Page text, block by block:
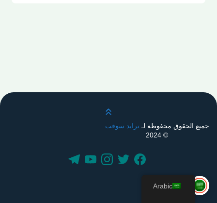
قم بالتمرير لأعلى
جميع الحقوق محفوظة لـترايد سوفت
© 2024
Arabic